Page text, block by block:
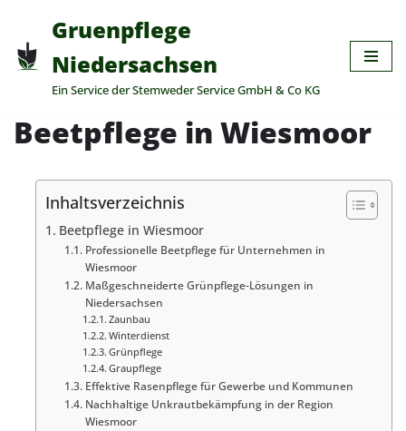
Zum
Inhalt
springen
Gruenpflege
Niedersachsen
Ein Service der Stemweder Service GmbH & Co KG
Beetpflege in Wiesmoor
Inhaltsverzeichnis
Beetpflege in Wiesmoor
Professionelle Beetpflege für Unternehmen in
Wiesmoor
Maßgeschneiderte Grünpflege-Lösungen in
Niedersachsen
Zaunbau
Winterdienst
Grünpflege
Graupflege
Effektive Rasenpflege für Gewerbe und Kommunen
Nachhaltige Unkrautbekämpfung in der Region
Wiesmoor